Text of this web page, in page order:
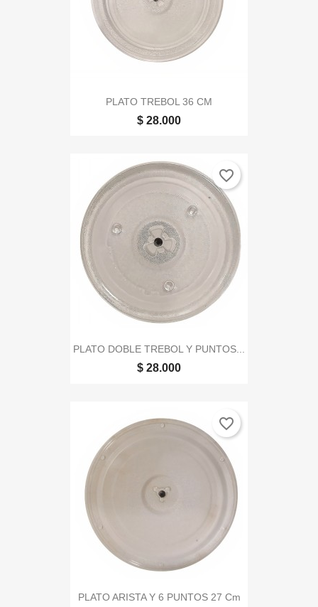
PLATO TREBOL 36 CM
$ 28.000
PLATO DOBLE TREBOL Y PUNTOS...
$ 28.000
favorite_border
PLATO ARISTA Y 6 PUNTOS 27 Cm
favorite_border